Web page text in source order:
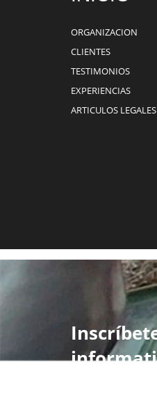
ORGANIZACION
CLIENTES
TESTIMONIOS
EXPERIENCIAS
ARTICULOS